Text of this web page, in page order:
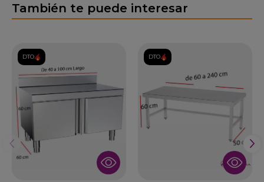
También te puede interesar
DTO. DTO.